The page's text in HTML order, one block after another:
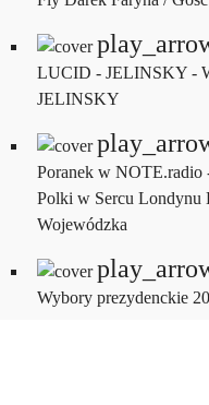
LUCID - JELINSKY -
JELINSKY
Poranek w NOTE.radio
Polki w Sercu Londynu
Wojewódzka
Wybory prezydenckie